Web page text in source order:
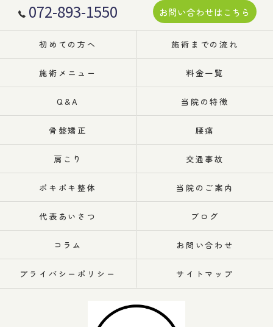
072-893-1550 お問い合わせはこちら
初めての方へ 施術までの流れ
施術メニュー 料金一覧
Q&A 当院の特徴
骨盤矯正 腰痛
肩こり 交通事故
ポキポキ整体 当院のご案内
代表あいさつ ブログ
コラム お問い合わせ
プライバシーポリシー サイトマップ